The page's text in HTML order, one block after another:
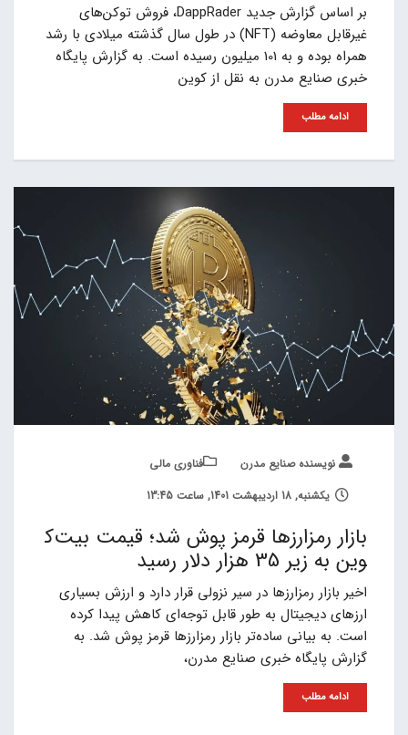
بر اساس‌ گزارش‌ جدید DappRader، فروش توکن‌های
غیرقابل معاوضه (NFT) در طول سال گذشته میلادی با رشد
همراه بوده و به 101 میلیون رسیده است. به گزارش پایگاه
خبری صنایع مدرن به نقل از کوین
ادامه مطلب
نویسنده صنایع مدرن
فناوری مالی
یکشنبه, 18 اردیبهشت 1401, ساعت 13:45
بازار رمزارزها قرمز پوش شد؛ قیمت بیت‌ک
وین به زیر 35 هزار دلار رسید
اخیر بازار رمزارزها در سیر نزولی قرار دارد و ارزش بسیاری
ارزهای دیجیتال به طور قابل توجه‌ای کاهش پیدا کرده
است. به بیانی ساده‌تر بازار رمزارزها قرمز پوش شد. به
گزارش پایگاه خبری صنایع مدرن،
ادامه مطلب